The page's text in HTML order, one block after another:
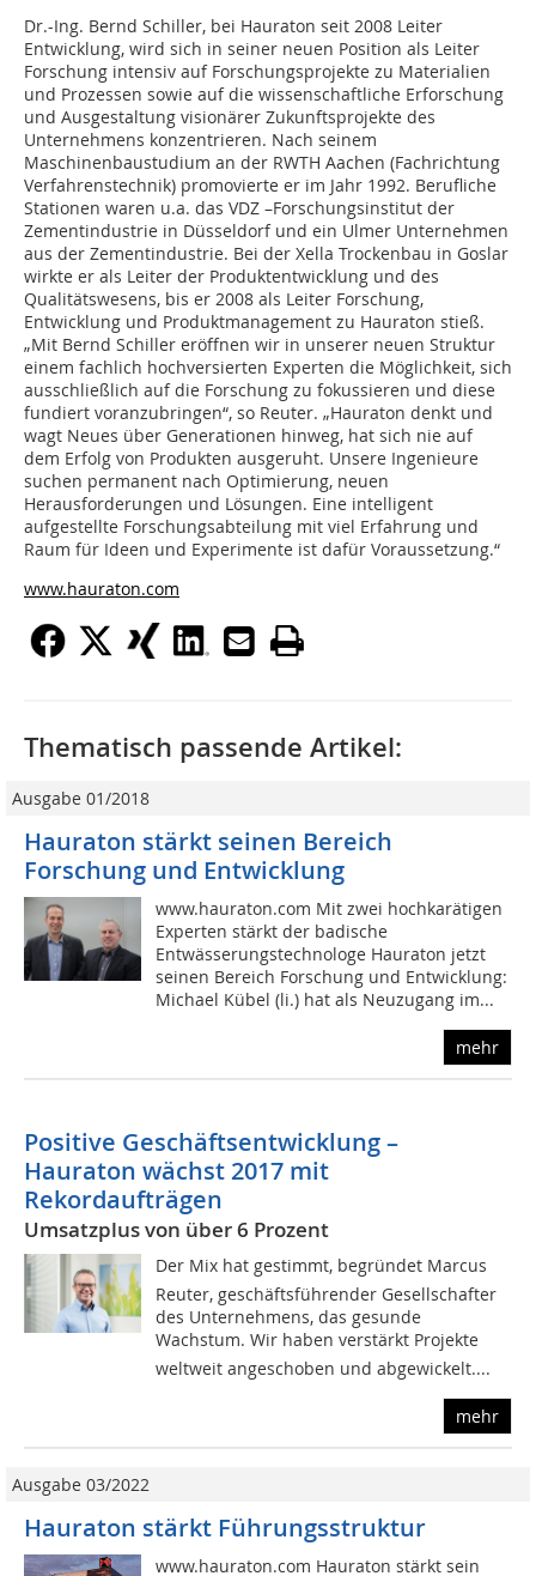
Dr.-Ing. Bernd Schiller, bei Hauraton seit 2008 Leiter
Entwicklung, wird sich in seiner neuen Position als Leiter
Forschung intensiv auf Forschungsprojekte zu Materialien
und Prozessen sowie auf die wissenschaftliche Erforschung
und Ausgestaltung visionärer Zukunftsprojekte des
Unternehmens konzentrieren. Nach seinem
Maschinenbaustudium an der RWTH Aachen (Fachrichtung
Verfahrenstechnik) promovierte er im Jahr 1992. Berufliche
Stationen waren u.a. das VDZ –Forschungsinstitut der
Zementindustrie in Düsseldorf und ein Ulmer Unternehmen
aus der Zementindustrie. Bei der Xella Trockenbau in Goslar
wirkte er als Leiter der Produktentwicklung und des
Qualitätswesens, bis er 2008 als Leiter Forschung,
Entwicklung und Produktmanagement zu Hauraton stieß.
„Mit Bernd Schiller eröffnen wir in unserer neuen Struktur
einem fachlich hochversierten Experten die Möglichkeit, sich
ausschließlich auf die Forschung zu fokussieren und diese
fundiert voranzubringen“, so Reuter. „Hauraton denkt und
wagt Neues über Generationen hinweg, hat sich nie auf
dem Erfolg von Produkten ausgeruht. Unsere Ingenieure
suchen permanent nach Optimierung, neuen
Herausforderungen und Lösungen. Eine intelligent
aufgestellte Forschungsabteilung mit viel Erfahrung und
Raum für Ideen und Experimente ist dafür Voraussetzung.“
www.hauraton.com
Thematisch passende Artikel:
Ausgabe 01/2018
Hauraton stärkt seinen Bereich
Forschung und Entwicklung
www.hauraton.com Mit zwei hochkarätigen
Experten stärkt der badische
Entwässerungstechnologe Hauraton jetzt
seinen Bereich Forschung und Entwicklung:
Michael Kübel (li.) hat als Neuzugang im...
mehr
Positive Geschäftsentwicklung –
Hauraton wächst 2017 mit
Rekordaufträgen
Umsatzplus von über 6 Prozent
Der Mix hat gestimmt, begründet Marcus
Reuter, geschäftsführender Gesellschafter
des Unternehmens, das gesunde
Wachstum. Wir haben verstärkt Projekte
weltweit angeschoben und abgewickelt....
mehr
Ausgabe 03/2022
Hauraton stärkt Führungsstruktur
www.hauraton.com Hauraton stärkt sein